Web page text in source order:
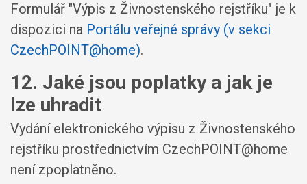
Formulář "Výpis z Živnostenského rejstříku" je k
dispozici na Portálu veřejné správy (v sekci
CzechPOINT@home).
12. Jaké jsou poplatky a jak je
lze uhradit
Vydání elektronického výpisu z Živnostenského
rejstříku prostřednictvím CzechPOINT@home
není zpoplatněno.